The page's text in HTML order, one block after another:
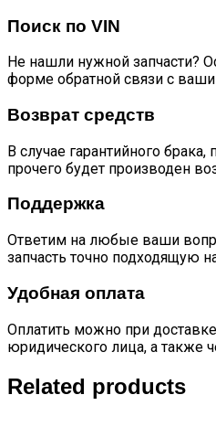
Поиск по VIN
Не нашли нужной запчасти?
форме обратной связи с
Возврат средств
В случае гарантийного
прочего будет производен
Поддержка
Ответим на любые ваши
запчасть точно подходящую
Удобная оплата
Оплатить можно при
юридического лица, а также
Related products